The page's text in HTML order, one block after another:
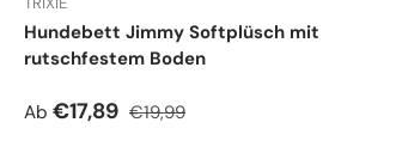
Hundebett Jimmy Softplüsch mit
rutschfestem Boden
Verkaufspreis
Ab €17,89 Normaler Preis
€19,99